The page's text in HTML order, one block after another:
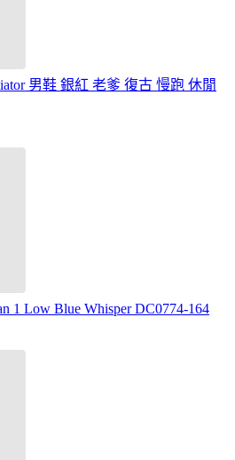
男鞋 銀紅 老爹 復古 慢跑 休閒
1 Low Blue Whisper DC0774-164